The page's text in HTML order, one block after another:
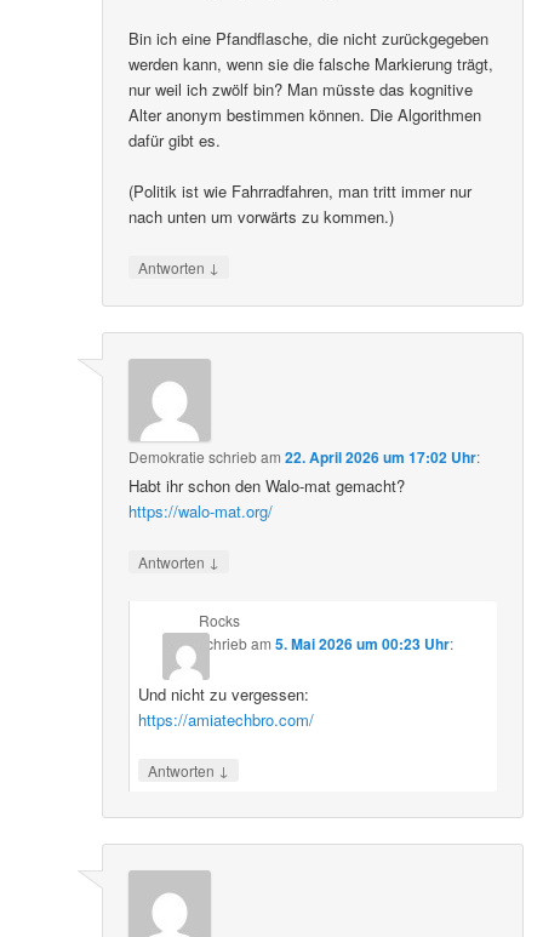
Bin ich eine Pfandflasche, die nicht zurückgegeben
werden kann, wenn sie die falsche Markierung trägt,
nur weil ich zwölf bin? Man müsste das kognitive
Alter anonym bestimmen können. Die Algorithmen
dafür gibt es.
(Politik ist wie Fahrradfahren, man tritt immer nur
nach unten um vorwärts zu kommen.)
Antworten ↓
Demokratie schriebam22. April 2026 um 17:02 Uhr:
Habt ihr schon den Walo-mat gemacht?
https://walo-mat.org/
Antworten ↓
Rocks
schriebam 5. Mai 2026 um 00:23 Uhr:
Und nicht zu vergessen:
https://amiatechbro.com/
Antworten ↓